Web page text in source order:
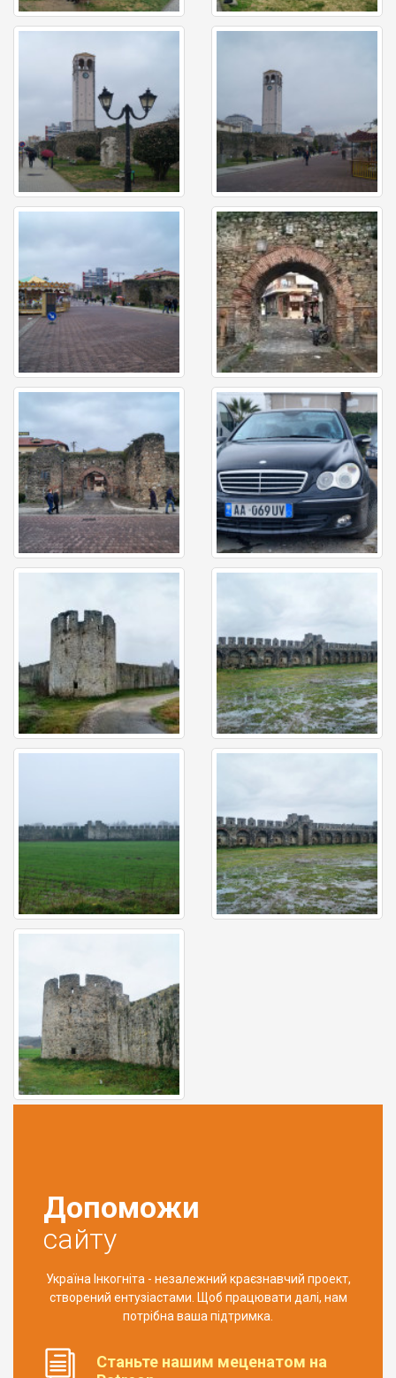
Допоможи
сайту
Україна Інкогніта - незалежний краєзнавчий проект,
створений ентузіастами. Щоб працювати далі, нам
потрібна ваша підтримка.
Станьте нашим меценатом на